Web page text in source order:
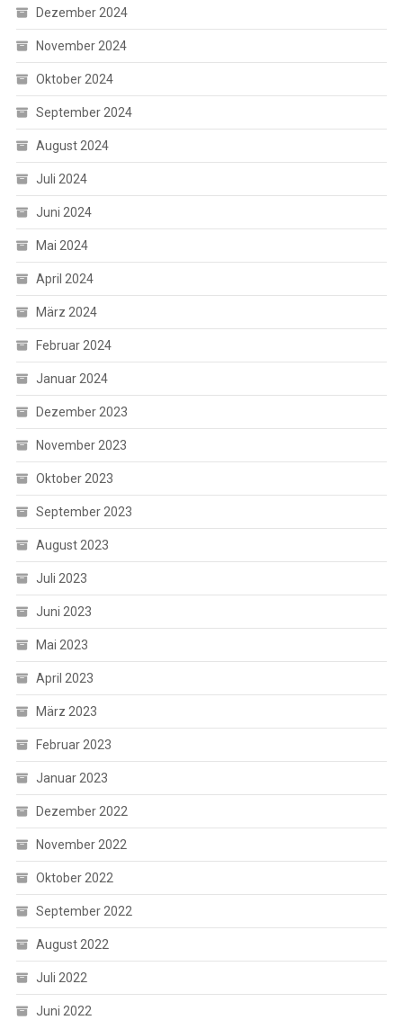
Dezember 2024
November 2024
Oktober 2024
September 2024
August 2024
Juli 2024
Juni 2024
Mai 2024
April 2024
März 2024
Februar 2024
Januar 2024
Dezember 2023
November 2023
Oktober 2023
September 2023
August 2023
Juli 2023
Juni 2023
Mai 2023
April 2023
März 2023
Februar 2023
Januar 2023
Dezember 2022
November 2022
Oktober 2022
September 2022
August 2022
Juli 2022
Juni 2022